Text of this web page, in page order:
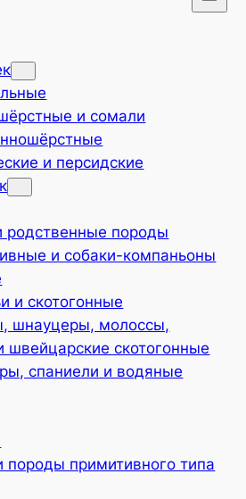
и сомали
и персидские
родственные породы
и собаки-компаньоны
и скотогонные
шнауцеры, молоссы,
швейцарские скотогонные
спаниели и водяные
примитивного типа